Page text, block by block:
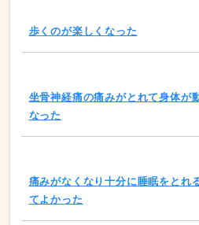
歩くのが楽しくなった
坐骨神経痛の痛みがとれて身体が
なった
痛みがなくなり十分に睡眠をとれ
てよかった